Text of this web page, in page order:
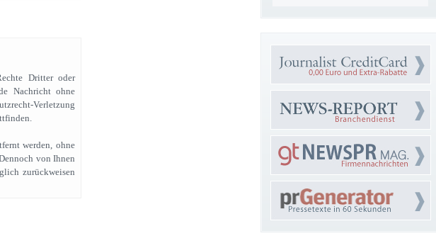
Dritter oder
Nachricht ohne
Verletzung
werden, ohne
von Ihnen
zurückweisen